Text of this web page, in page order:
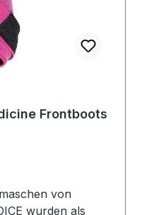
Frontboots
von
wurden als